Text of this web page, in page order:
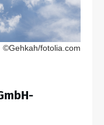
©Gehkah/fotolia.com